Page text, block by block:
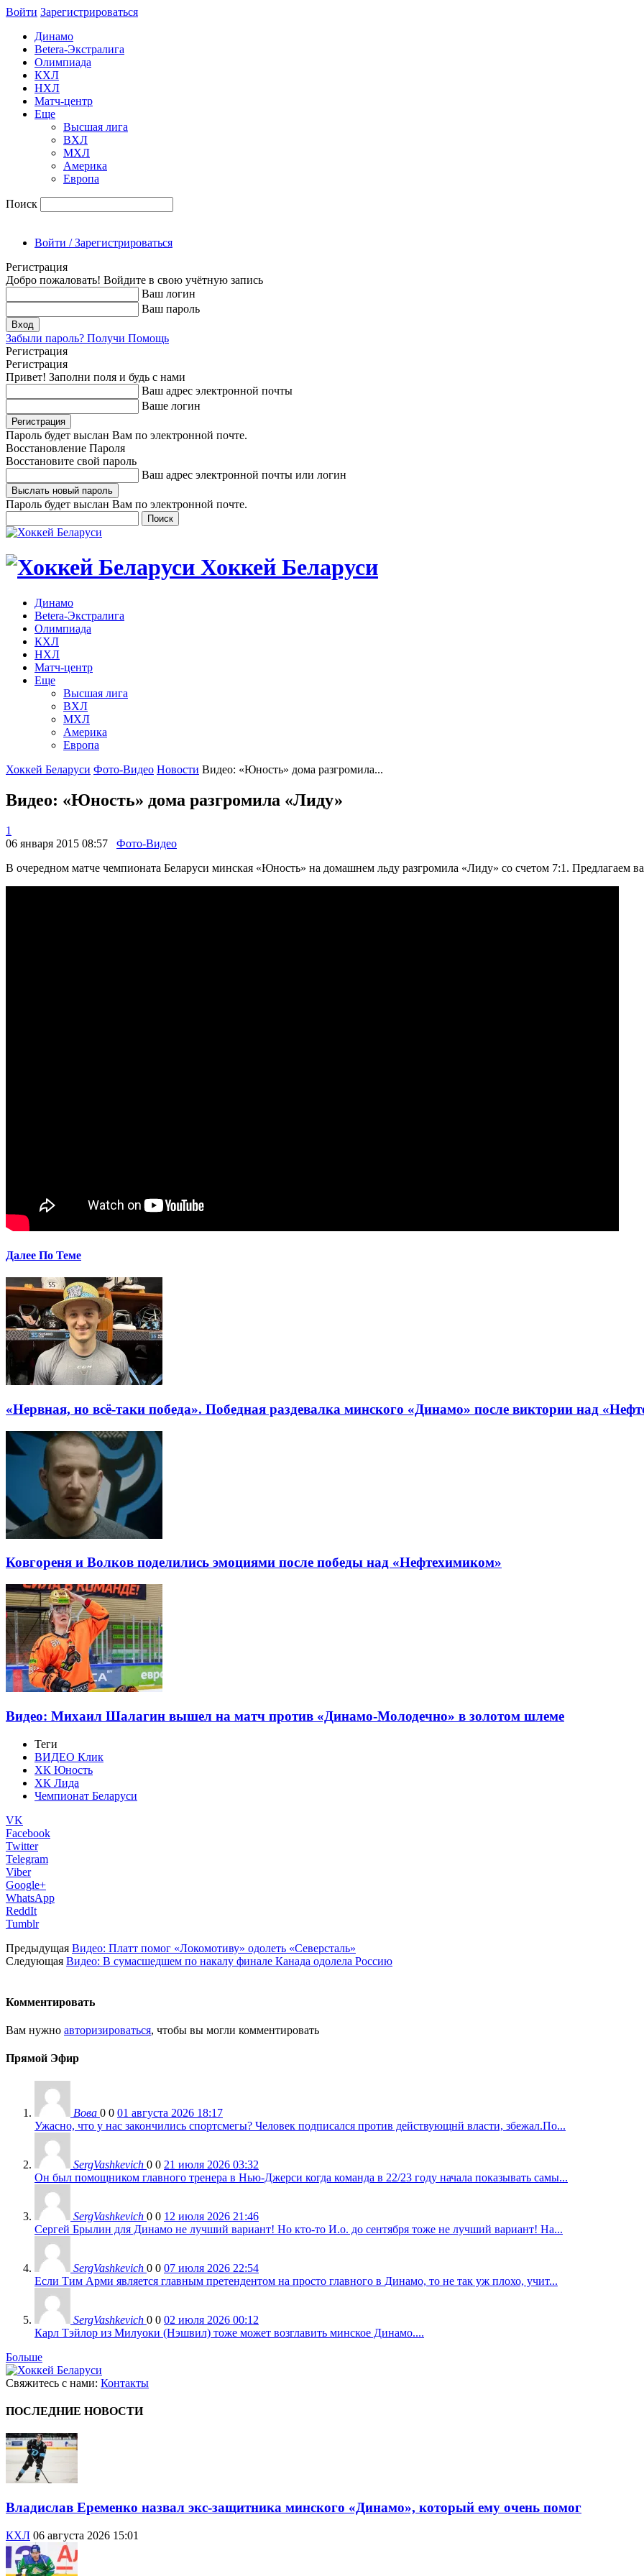
Войти Зарегиcтрироваться
Динамо
Betera-Экстралига
Олимпиада
КХЛ
НХЛ
Матч-центр
Еще
Высшая лига
ВХЛ
МХЛ
Америка
Европа
Поиск
Войти / Зарегистрироваться
Регистрация
Добро пожаловать! Войдите в свою учётную запись
Ваш логин
Ваш пароль
Забыли пароль? Получи Помощь
Регистрация
Регистрация
Привет! Заполни поля и будь с нами
Ваш адрес электронной почты
Ваше логин
Пароль будет выслан Вам по электронной почте.
Восстановление Пароля
Восстановите свой пароль
Ваш адрес электронной почты или логин
Пароль будет выслан Вам по электронной почте.
Хоккей Беларуси
Динамо
Betera-Экстралига
Олимпиада
КХЛ
НХЛ
Матч-центр
Еще
Высшая лига
ВХЛ
МХЛ
Америка
Европа
Хоккей Беларуси Фото-Видео Новости Видео: «Юность» дома разгромила...
Видео: «Юность» дома разгромила «Лиду»
1
06 января 2015 08:57
Фото-Видео
В очередном матче чемпионата Беларуси минская «Юность» на домашнем льду разгромила «Лиду» со счетом 7:1. Предлагаем
Далее По Теме
«Нервная, но всё-таки победа». Победная раздевалка минского «Динамо» после виктории над
Ковгореня и Волков поделились эмоциями после победы над «Нефтехимиком»
Видео: Михаил Шалагин вышел на матч против «Динамо-Молодечно» в золотом шлеме
Теги
ВИДЕО Клик
ХК Юность
ХК Лида
Чемпионат Беларуси
VK
Facebook
Twitter
Telegram
Viber
Google+
WhatsApp
ReddIt
Tumblr
Предыдущая Видео: Платт помог «Локомотиву» одолеть «Северсталь»
Следующая Видео: В сумасшедшем по накалу финале Канада одолела Россию
Комментировать
Вам нужно авторизироваться, чтобы вы могли комментировать
Прямой Эфир
Вова 0 0 01 августа 2026 18:17
Ужасно, что у нас закончились спортсмегы? Человек подписался против действующнй власти, збежал.По...
SergVashkevich 0 0 21 июля 2026 03:32
Он был помощником главного тренера в Нью-Джерси когда команда в 22/23 году начала показывать самы...
SergVashkevich 0 0 12 июля 2026 21:46
Сергей Брылин для Динамо не лучший вариант! Но кто-то И.о. до сентября тоже не лучший вариант! На...
SergVashkevich 0 0 07 июля 2026 22:54
Если Тим Арми является главным претендентом на просто главного в Динамо, то не так уж плохо, учит...
SergVashkevich 0 0 02 июля 2026 00:12
Карл Тэйлор из Милуоки (Нэшвил) тоже может возглавить минское Динамо....
Больше
Свяжитесь с нами: Контакты
ПОСЛЕДНИЕ НОВОСТИ
Владислав Еременко назвал экс-защитника минского «Динамо», который ему очень помог
КХЛ 06 августа 2026 15:01